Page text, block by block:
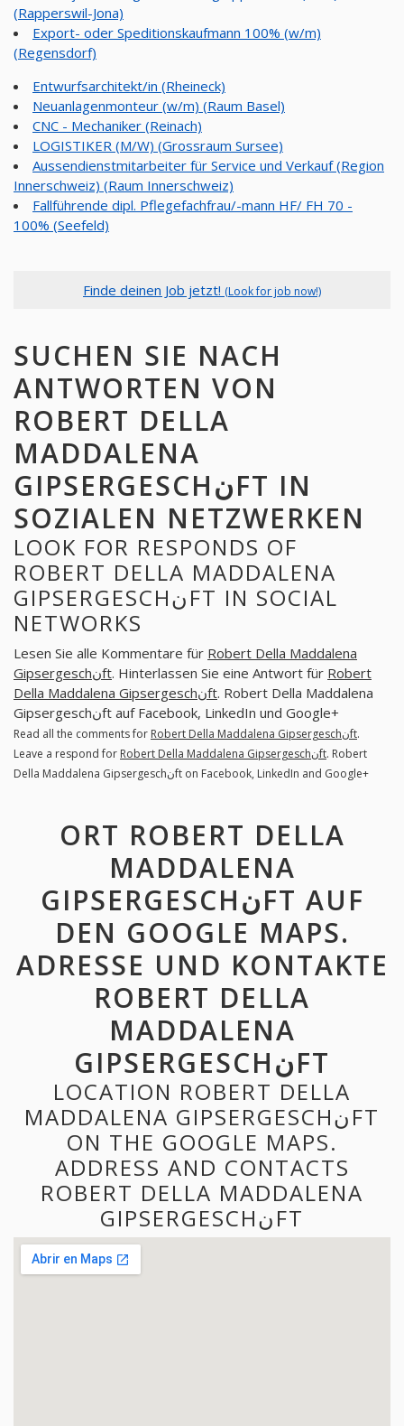
(Rapperswil-Jona)
Export- oder Speditionskaufmann 100% (w/m)
(Regensdorf)
Entwurfsarchitekt/in (Rheineck)
Neuanlagenmonteur (w/m) (Raum Basel)
CNC - Mechaniker (Reinach)
LOGISTIKER (M/W) (Grossraum Sursee)
Aussendienstmitarbeiter für Service und Verkauf (Region
Innerschweiz) (Raum Innerschweiz)
Fallführende dipl. Pflegefachfrau/-mann HF/ FH 70 -
100% (Seefeld)
Finde deinen Job jetzt! (Look for job now!)
SUCHEN SIE NACH
ANTWORTEN VON
ROBERT DELLA
MADDALENA
GIPSERGESCHنFT IN
SOZIALEN NETZWERKEN
LOOK FOR RESPONDS OF
ROBERT DELLA MADDALENA
GIPSERGESCHنFT IN SOCIAL
NETWORKS
Lesen Sie alle Kommentare für Robert Della Maddalena
Gipsergeschنft. Hinterlassen Sie eine Antwort für Robert
Della Maddalena Gipsergeschنft. Robert Della Maddalena
Gipsergeschنft auf Facebook, LinkedIn und Google+
Read all the comments for Robert Della Maddalena Gipsergeschنft.
Leave a respond for
Robert Della Maddalena Gipsergeschنft. Robert
Della Maddalena Gipsergeschنft on Facebook, LinkedIn and Google+
ORT ROBERT DELLA
MADDALENA
GIPSERGESCHنFT AUF
DEN GOOGLE MAPS.
ADRESSE UND KONTAKTE
ROBERT DELLA
MADDALENA
GIPSERGESCHنFT
LOCATION ROBERT DELLA
MADDALENA GIPSERGESCHنFT
ON THE GOOGLE MAPS.
ADDRESS AND CONTACTS
ROBERT DELLA MADDALENA
GIPSERGESCHنFT